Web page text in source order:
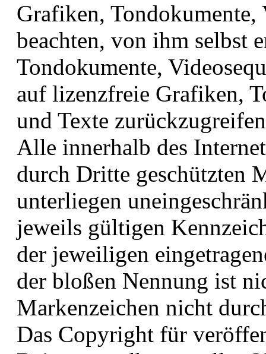
Grafiken, Tondokumente,
beachten, von ihm selbst
Tondokumente,
auf lizenzfreie Grafiken,
und Texte
Alle innerhalb des
durch Dritte geschützten
unterliegen
jeweils gültigen
der jeweiligen
der bloßen Nennung ist
Markenzeichen nicht
Das Copyright für